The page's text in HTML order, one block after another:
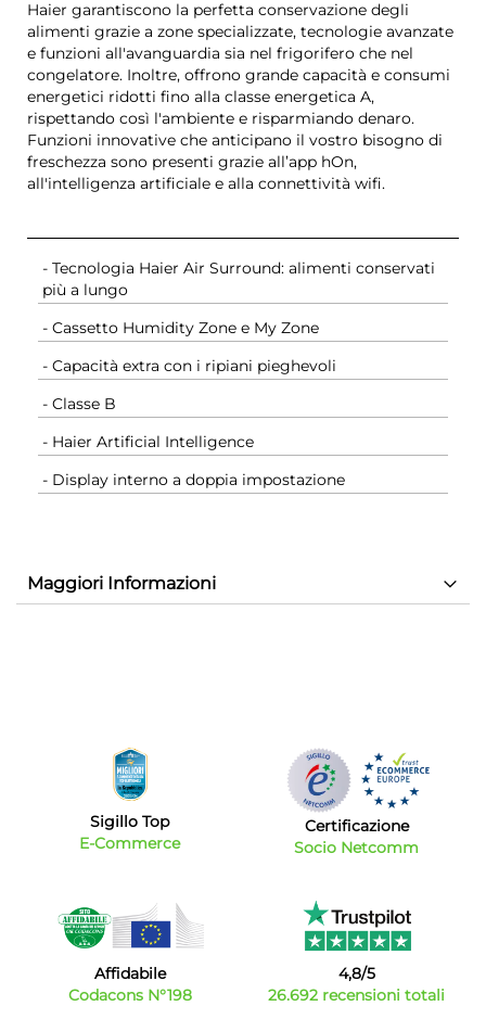
Haier garantiscono la perfetta conservazione degli
alimenti grazie a zone specializzate, tecnologie avanzate
e funzioni all'avanguardia sia nel frigorifero che nel
congelatore. Inoltre, offrono grande capacità e consumi
energetici ridotti fino alla classe energetica A,
rispettando così l'ambiente e risparmiando denaro.
Funzioni innovative che anticipano il vostro bisogno di
freschezza sono presenti grazie all’app hOn,
all'intelligenza artificiale e alla connettività wifi.
- Tecnologia Haier Air Surround: alimenti conservati
più a lungo
- Cassetto Humidity Zone e My Zone
- Capacità extra con i ripiani pieghevoli
- Classe B
- Haier Artificial Intelligence
- Display interno a doppia impostazione
Maggiori Informazioni
Sigillo Top
E-Commerce
Certificazione
Socio Netcomm
Affidabile
Codacons N°198
4,8/5
26.692 recensioni totali